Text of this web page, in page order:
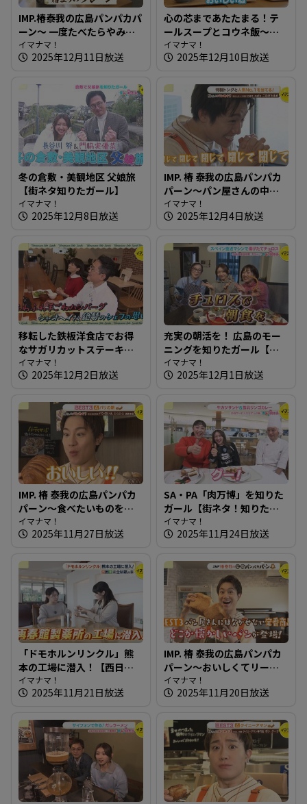
IMP.椿泰我の広島パンパカパ
ーン～ 一度たべたらやみつ
きになる！子どもも大好き
な食パン
イマナマ！
2025年12月11日放送
心の芯まであたたまる！テ
ールスープとコウネ飯～き
っぽ【たまにはそとラン
チ】
イマナマ！
2025年12月10日放送
冬の倉敷・美観地区 父娘旅
【街ネタ知りたガール】
イマナマ！
2025年12月8日放送
IMP. 椿 泰我の広島パンパカ
パーン～パン屋さんの中に
鉄板！？鉄板で作るカフェ
メニューも豊富な人気店
イマナマ！
2025年12月4日放送
移転した鉄板洋食店でお得
なサガリカットステーキ～
洋風鉄板ダイニング 日向
【たまにはそとランチ】
イマナマ！
2025年12月2日放送
充実の朝活を！ 広島のモー
ニングを知りたガール【街
ネタ！知りたガール】
イマナマ！
2025年12月1日放送
IMP. 椿 泰我の広島パンパカ
パーン～食べたいものを追
求！約70種のパンが並ぶ店
イマナマ！
2025年11月27日放送
SA・PA「肉万博」を知りた
ガール【街ネタ！知りたガ
ール】
イマナマ！
2025年11月24日放送
「ドモホルンリンクル」熊
本の工場に潜入！【西日本
完全制覇の旅】
イマナマ！
2025年11月21日放送
IMP. 椿 泰我の広島パンパカ
パーン～おいしくてリーズ
ナブル！イートインもでき
る種類豊富なお店
イマナマ！
2025年11月20日放送